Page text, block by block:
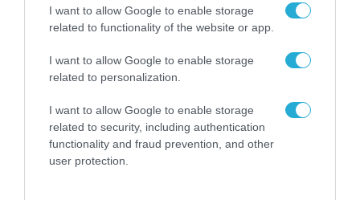
I want to allow Google to enable storage
related to functionality of the website or app.
I want to allow Google to enable storage
related to personalization.
I want to allow Google to enable storage
related to security, including authentication
functionality and fraud prevention, and other
user protection.
ΣΥΝΕΝΤΕΥΞΕΙΣ
Σ. Καλαφάτης: «Η Τεχνητή Νοημοσύνη δεν
είναι απλώς μια νέα τεχνολογία, είναι μια
νέα βιομηχανική επανάσταση»